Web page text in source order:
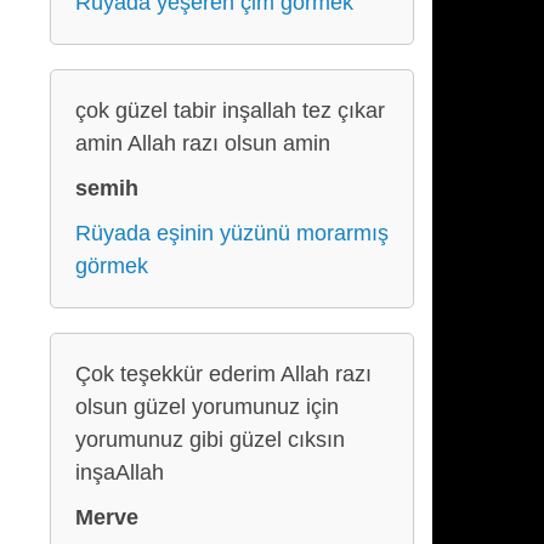
çok güzel tabir inşallah tez çıkar
amin Allah razı olsun amin
semih
Rüyada eşinin yüzünü morarmış
görmek
Çok teşekkür ederim Allah razı
olsun güzel yorumunuz için
yorumunuz gibi güzel cıksın
inşaAllah
Merve